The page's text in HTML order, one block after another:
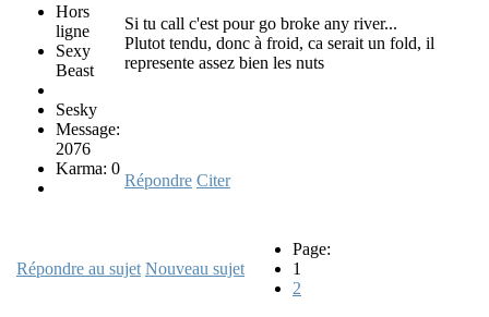
Hors
ligne
Sexy
Beast
Sesky
Message:
2076
Karma: 0
Si tu call c'est pour go broke any river...
Plutot tendu, donc à froid, ca serait un fold, il
represente assez bien les nuts
Répondre Citer
Répondre au sujet Nouveau sujet
Page:
1
2